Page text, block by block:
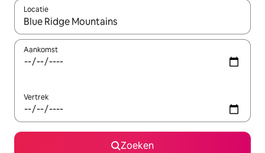
Locatie
Wanneer er suggesties beschikbaar zijn, maak je een keuze
Aankomst
Vertrek
Zoeken